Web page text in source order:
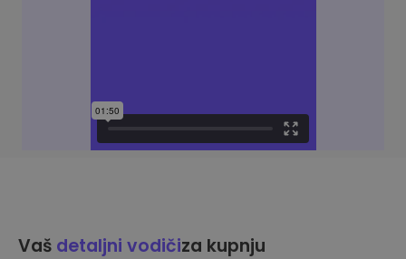
Vaš detaljni vodičiza kupnju